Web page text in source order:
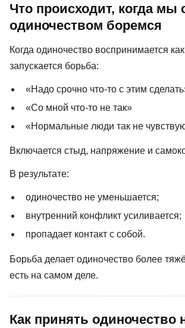
Что происходит, когда мы
одиночеством боремся
Когда одиночество воспринимается
запускается борьба:
«Надо срочно что-то с этим
«Со мной что-то не так»
«Нормальные люди так не
Включается стыд, напряжение и
В результате:
одиночество не уменьшается;
внутренний конфликт усиливается;
пропадает контакт с собой.
Борьба делает одиночество более
есть на самом деле.
Как принять одиночество